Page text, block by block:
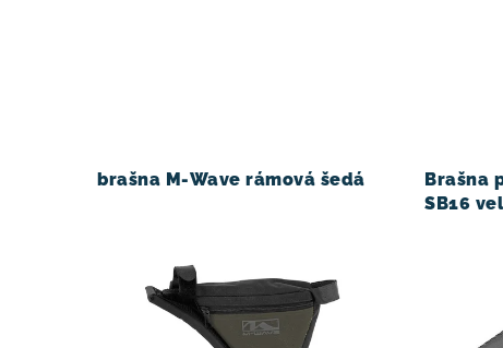
brašna M-Wave rámová šedá
Brašna
SB16